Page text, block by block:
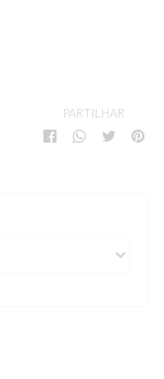
PARTILHAR